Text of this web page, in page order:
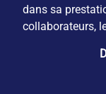
dans sa
collaborateurs,
responsabilité
l'engagement